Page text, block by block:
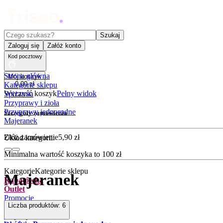
Czego szukasz?
Szukaj
Zaloguj się
Załóż konto
Kod pocztowy
Mój koszyk
0,00 zł
Wyczyść koszykPełny widok
Szczegóły zamówienia
Złóż zamówienie5,90 zł
Minimalna wartość koszyka to 100 zł
KategorieKategorie sklepu
Rabatówka
Outlet
Promocje
Nowości
Strona główna
Kategorie sklepu
Spiżarnia
Przyprawy i zioła
Przyprawy jednorodne
Majeranek
Układ kategorii:
Majeranek
Liczba produktów: 6